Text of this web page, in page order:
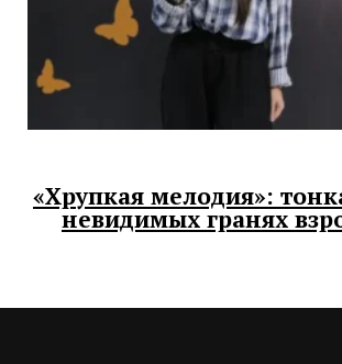
«Хрупкая мелодия»:
невидимых гранях